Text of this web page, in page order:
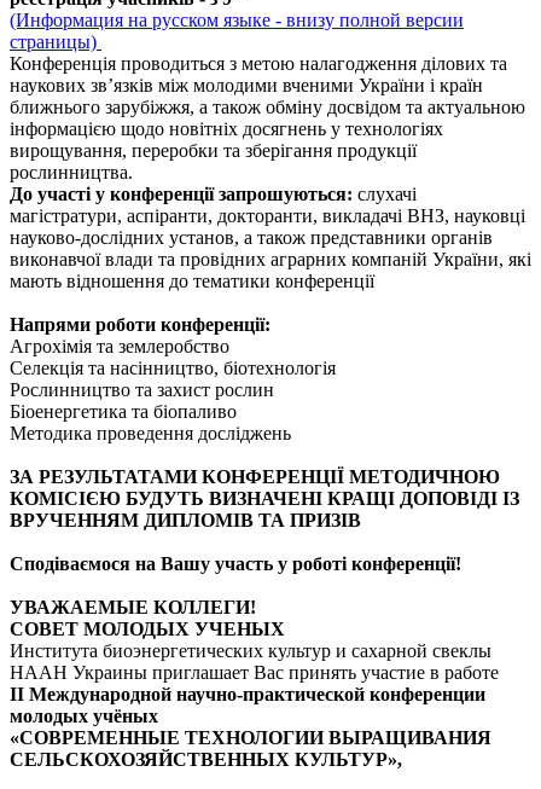
(Информация на русском языке - внизу полной версии
страницы)
Конференція проводиться з метою налагодження ділових та
наукових зв’язків між молодими вченими України і країн
ближнього зарубіжжя, а також обміну досвідом та актуальною
інформацією щодо новітніх досягнень у технологіях
вирощування, переробки та зберігання продукції
рослинництва.
До участі у конференції запрошуються: слухачі
магістратури, аспіранти, докторанти, викладачі ВНЗ, науковці
науково-дослідних установ, а також представники органів
виконавчої влади та провідних аграрних компаній України, які
мають відношення до тематики конференції
Напрями роботи конференції:
Агрохімія та землеробство
Селекція та насінництво, біотехнологія
Рослинництво та захист рослин
Біоенергетика та біопаливо
Методика проведення досліджень
ЗА РЕЗУЛЬТАТАМИ КОНФЕРЕНЦІЇ МЕТОДИЧНОЮ
КОМІСІЄЮ БУДУТЬ ВИЗНАЧЕНІ КРАЩІ ДОПОВІДІ ІЗ
ВРУЧЕННЯМ ДИПЛОМІВ ТА ПРИЗІВ
Сподіваємося на Вашу участь у роботі конференції!
УВАЖАЕМЫЕ КОЛЛЕГИ!
СОВЕТ МОЛОДЫХ УЧЕНЫХ
Института биоэнергетических культур и сахарной свеклы
НААН Украины приглашает Вас принять участие в работе
II Международной научно-практической конференции
молодых учёных
«СОВРЕМЕННЫЕ ТЕХНОЛОГИИ ВЫРАЩИВАНИЯ
СЕЛЬСКОХОЗЯЙСТВЕННЫХ КУЛЬТУР»,